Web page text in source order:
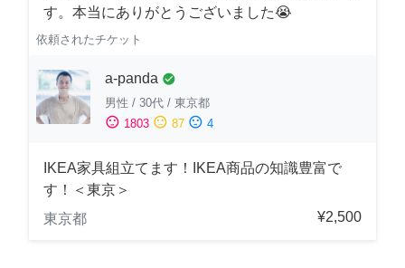
す。本当にありがとうございました😭
依頼されたチケット
a-panda check_circle
男性 / 30代 / 東京都
sentiment_satisfied 1803 sentiment_neutral 87 sentiment_dissatisfied 4
IKEA家具組立てます！IKEA商品の知識豊富で
す！＜東京＞
東京都
¥2,500